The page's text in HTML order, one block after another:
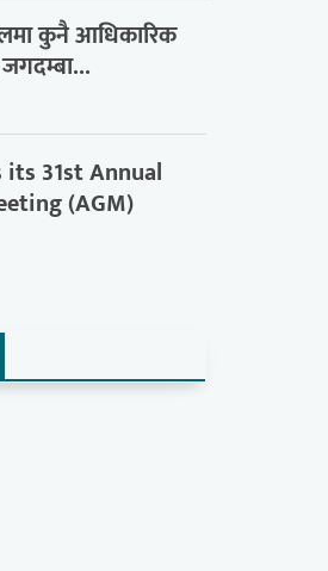
कुनै आधिकारिक
its 31st Annual
(AGM)